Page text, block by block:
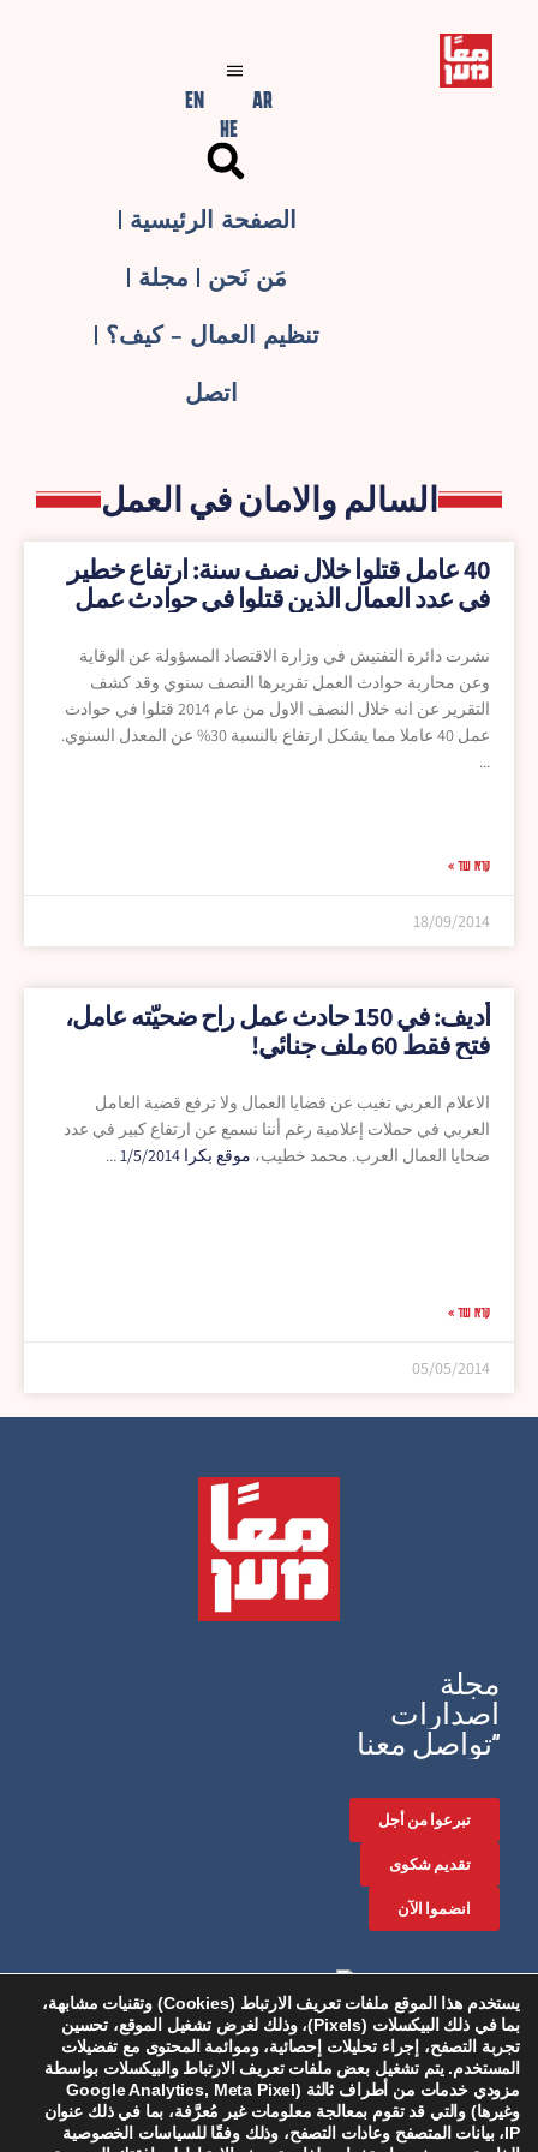
AR
EN
HE
الصفحة الرئيسية
مَن نَحن
مجلة
تنظيم العمال – كيف؟
اتصل
السالم والامان في العمل
40 عامل قتلوا خلال نصف سنة: ارتفاع خطير
في عدد العمال الذين قتلوا في حوادث عمل
نشرت دائرة التفتيش في وزارة الاقتصاد المسؤولة عن الوقاية
وعن محاربة حوادث العمل تقريرها النصف سنوي وقد كشف
التقرير عن انه خلال النصف الاول من عام 2014 قتلوا في حوادث
عمل 40 عاملا مما يشكل ارتفاع بالنسبة 30% عن المعدل السنوي.
קרא עוד »
18/09/2014
أديف: في 150 حادث عمل راح ضحيّته عامل،
فتح فقط 60 ملف جنائي!
الاعلام العربي تغيب عن قضايا العمال ولا ترفع قضية العامل
العربي في حملات إعلامية رغم أننا نسمع عن ارتفاع كبير في عدد
ضحايا العمال العرب. محمد خطيب، موقع بكرا 1/5/2014
קרא עוד »
05/05/2014
مجلة
اصدارات
"تواصل معنا
تبرعوا من أجل
تقديم شكوى
انضموا الآن
يستخدم هذا الموقع ملفات تعريف الارتباط (Cookies) وتقنيات مشابهة،
بما في ذلك البيكسلات (Pixels)، وذلك لغرض تشغيل الموقع، تحسين
تجربة التصفح، إجراء تحليلات إحصائية، وموائمة المحتوى مع تفضيلات
المستخدم. يتم تشغيل بعض ملفات تعريف الارتباط والبيكسلات بواسطة
مزودي خدمات من أطراف ثالثة (Google Analytics, Meta Pixel
وغيرها) والتي قد تقوم بمعالجة معلومات غير مُعرَّفة، بما في ذلك عنوان
IP، بيانات المتصفح وعادات التصفح، وذلك وفقًا للسياسات الخصوصية